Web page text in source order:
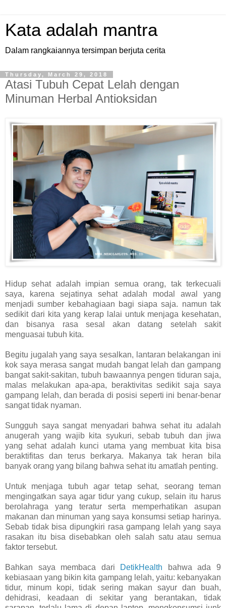
Kata adalah mantra
Dalam rangkaiannya tersimpan berjuta cerita
Thursday, March 29, 2018
Atasi Tubuh Cepat Lelah dengan
Minuman Herbal Antioksidan
Hidup sehat adalah impian semua orang, tak terkecuali
saya, karena sejatinya sehat adalah modal awal yang
menjadi sumber kebahagiaan bagi siapa saja. namun tak
sedikit dari kita yang kerap lalai untuk menjaga kesehatan,
dan bisanya rasa sesal akan datang setelah sakit
menguasai tubuh kita.
Begitu jugalah yang saya sesalkan, lantaran belakangan ini
kok saya merasa sangat mudah bangat lelah dan gampang
bangat sakit-sakitan, tubuh bawaannya pengen tiduran saja,
malas melakukan apa-apa, beraktivitas sedikit saja saya
gampang lelah, dan berada di posisi seperti ini benar-benar
sangat tidak nyaman.
Sungguh saya sangat menyadari bahwa sehat itu adalah
anugerah yang wajib kita syukuri, sebab tubuh dan jiwa
yang sehat adalah kunci utama yang membuat kita bisa
beraktifitas dan terus berkarya. Makanya tak heran bila
banyak orang yang bilang bahwa sehat itu amatlah penting.
Untuk menjaga tubuh agar tetap sehat, seorang teman
mengingatkan saya agar tidur yang cukup, selain itu harus
berolahraga yang teratur serta memperhatikan asupan
makanan dan minuman yang saya konsumsi setiap harinya.
Sebab tidak bisa dipungkiri rasa gampang lelah yang saya
rasakan itu bisa disebabkan oleh salah satu atau semua
faktor tersebut.
Bahkan saya membaca dari DetikHealth bahwa ada 9
kebiasaan yang bikin kita gampang lelah, yaitu: kebanyakan
tidur, minum kopi, tidak sering makan sayur dan buah,
dehidrasi, keadaan di sekitar yang berantakan, tidak